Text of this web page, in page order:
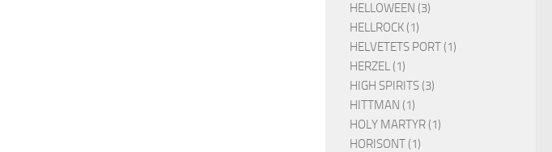
HELLOWEEN (3)
HELLROCK (1)
HELVETETS PORT (1)
HERZEL (1)
HIGH SPIRITS (3)
HITTMAN (1)
HOLY MARTYR (1)
HORISONT (1)